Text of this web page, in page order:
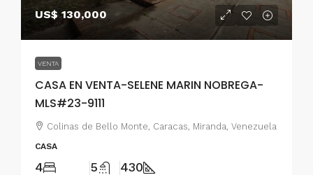
US$ 130,000
VENTA
CASA EN VENTA-SELENE MARIN NOBREGA-
MLS#23-9111
Colinas de Bello Monte, Caracas, Miranda, Venezuela
CASA
4 5 430